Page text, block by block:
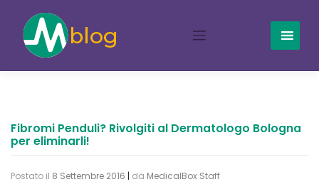
content
Fibromi Penduli? Rivolgiti al Dermatologo Bologna
per eliminarli!
Postato il 8 Settembre 2016 | da MedicalBox Staff